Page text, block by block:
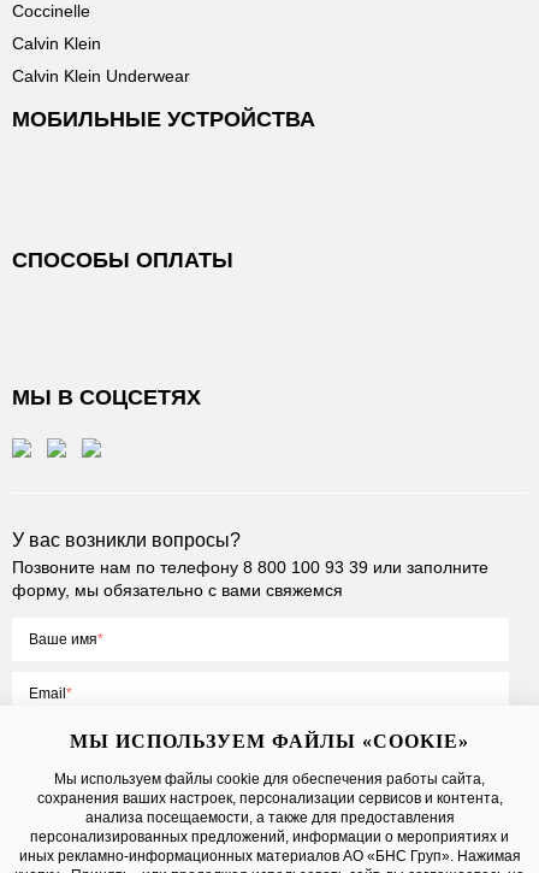
Coccinelle
Calvin Klein
Calvin Klein Underwear
МОБИЛЬНЫЕ УСТРОЙСТВА
СПОСОБЫ ОПЛАТЫ
МЫ В СОЦСЕТЯХ
У вас возникли вопросы?
Позвоните нам по телефону 8 800 100 93 39 или заполните
форму, мы обязательно с вами свяжемся
Ваше имя
Email
Нажимая на кнопку «Отправить», вы принимаете условияПубличной
оферты, даетесогласие на обработку персональных данных
МЫ ИСПОЛЬЗУЕМ ФАЙЛЫ «COOKIE»
Мы используем файлы cookie для обеспечения работы сайта,
сохранения ваших настроек, персонализации сервисов и контента,
анализа посещаемости, а также для предоставления
персонализированных предложений, информации о мероприятиях и
иных рекламно-информационных материалов АО «БНС Груп». Нажимая